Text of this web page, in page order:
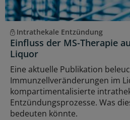
Intrathekale Entzündung
Einfluss der MS-Therapie
Liquor
Eine aktuelle Publikation
Immunzellveränderungen im
kompartimentalisierte
Entzündungsprozesse. Was
bedeuten könnte.